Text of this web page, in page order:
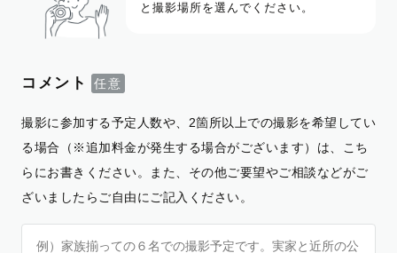
と撮影場所を選んでください。
コメント
撮影に参加する予定人数や、2箇所以上での撮影を希望してい
る場合（※追加料金が発生する場合がございます）は、こち
らにお書きください。また、その他ご要望やご相談などがご
ざいましたらご自由にご記入ください。